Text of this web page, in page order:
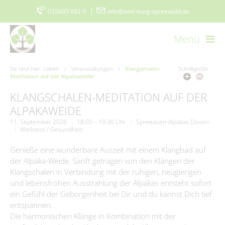
035603 682-0 info@amt-burg-spreewald.de
Menü
Startseite Kontakt Datenschutz
Impressum
Barrierefreiheitserklärung
www.burgimspreewald.de
Cookie-Einstellungen
Aktuelles
Aktuelle Meldungen
Ausschreibungen
Stellenmarkt
Ausschreibungen/Vergaben
Vergebene Aufträge
Amtsblatt
Burger Spreewaldzeitung
Amt & Gemeinden
Vorstellung
Grußwort
Gemeinden
Politik & Verwaltung
Der Amtsdirektor
Amt I – Hauptverwaltung
Bürgerservice
Was erledige ich wo?
Sie sind hier: Leben / Veranstaltungen /
Klangschalen-
Meditation auf der Alpakaweide
Schriftgröße
KLANGSCHALEN-MEDITATION AUF DER
ALPAKAWEIDE
11. September 2026 18:00 – 19:30 Uhr
Spreeauen-Alpakas Dissen
Wellness / Gesundheit
Genieße eine wunderbare Auszeit mit einem Klangbad auf
der Alpaka-Weide. Sanft getragen von den Klängen der
Klangschalen in Verbindung mit der ruhigen, neugierigen
und lebensfrohen Ausstrahlung der Alpakas entsteht sofort
ein Gefühl der Geborgenheit bei Dir und du kannst Dich tief
entspannen.
Die harmonischen Klänge in Kombination mit der